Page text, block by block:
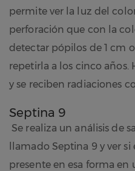
permite ver la luz del
perforación que con la
detectar pópilos de 1 cm
repetirla a los cinco años.
y se reciben radiaciones
Septina 9
Se realiza un análisis de
llamado Septina 9 y ver
presente en esa forma